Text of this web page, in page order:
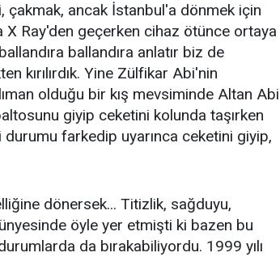
çakmak, ancak İstanbul'a dönmek için
X Ray'den geçerken cihaz ötünce ortaya
ballandıra anlatır biz de
kırılırdık. Yine Zülfikar Abi'nin
olduğu bir kış mevsiminde Altan Abi
giyip ceketini kolunda taşırken
farkedip uyarınca ceketini giyip,
dönersek... Titizlik, sağduyu,
öyle yer etmişti ki bazen bu
da bırakabiliyordu. 1999 yılı